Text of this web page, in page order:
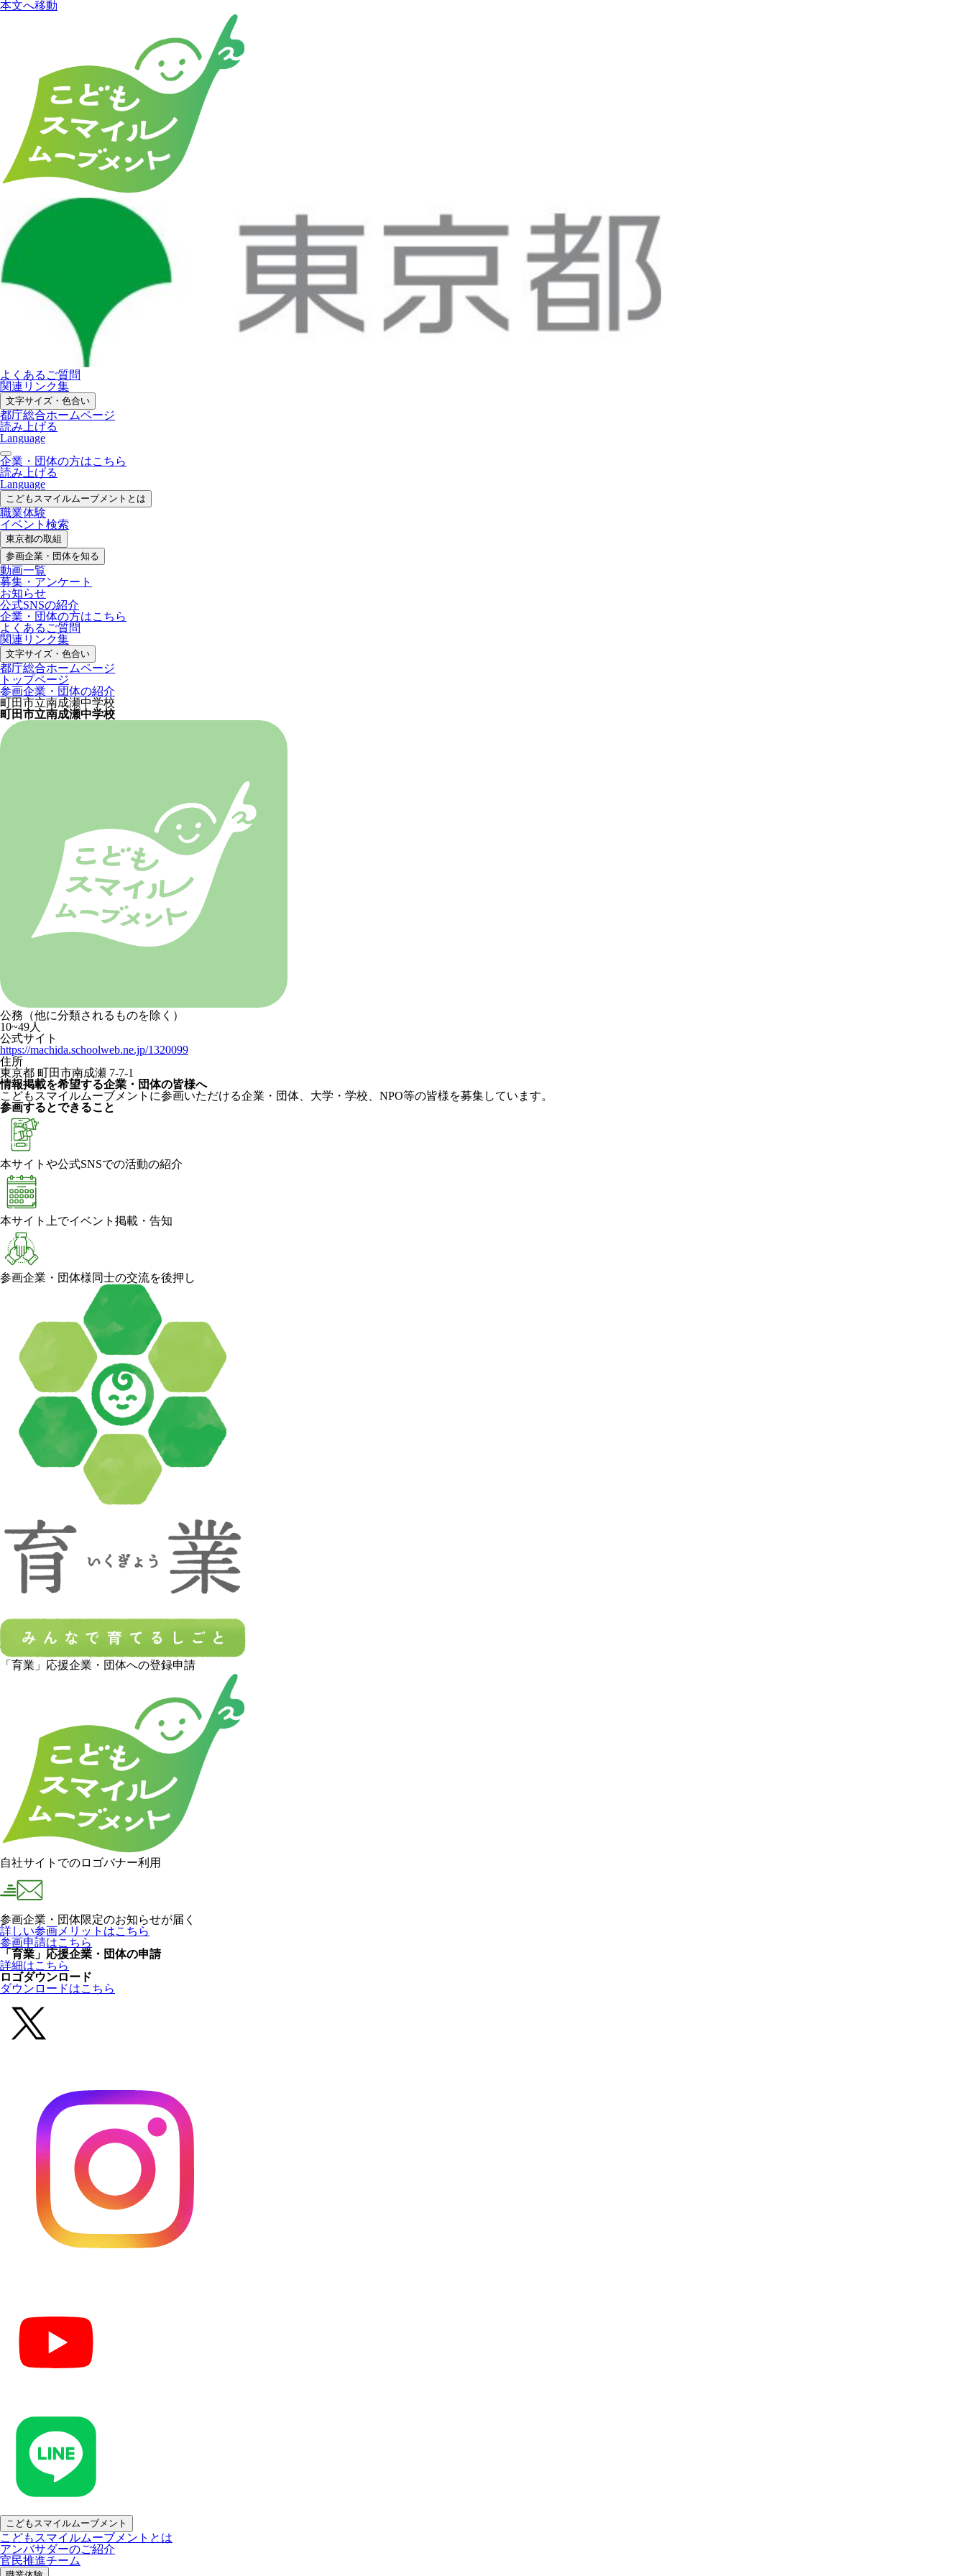
本文へ移動
よくあるご質問
関連リンク集
文字サイズ・色合い
都庁総合ホームページ
読み上げる
Language
企業・団体の方はこちら
読み上げる
Language
こどもスマイルムーブメントとは
職業体験
イベント検索
東京都の取組
参画企業・ 団体を知る
動画一覧
募集・ アンケート
お知らせ
公式SNSの紹介
企業・団体の方はこちら
よくあるご質問
関連リンク集
文字サイズ・色合い
都庁総合ホームページ
トップページ
参画企業・団体の紹介
町田市立南成瀬中学校
町田市立南成瀬中学校
公務（他に分類されるものを除く）
10~49人
公式サイト
https://machida.schoolweb.ne.jp/1320099
住所
東京都 町田市南成瀬 7-7-1
情報掲載を希望する企業・団体の皆様へ
こどもスマイルムーブメントに参画いただける企業・団体、大学・学校、NPO等の皆様を募集しています。
参画するとできること
本サイトや公式SNSでの活動の紹介
本サイト上でイベント掲載・告知
参画企業・団体様同士の交流を後押し
「育業」応援企業・団体への登録申請
自社サイトでのロゴバナー利用
参画企業・団体限定のお知らせが届く
詳しい参画メリットはこちら
参画申請はこちら
「育業」応援企業・団体の申請
詳細はこちら
ロゴダウンロード
ダウンロードはこちら
こどもスマイルムーブメント
こどもスマイルムーブメントとは
アンバサダーのご紹介
官民推進チーム